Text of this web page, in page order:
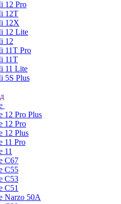
12 Pro
12T
12X
12 Lite
12
11T Pro
11T
11 Lite
5S Plus
12 Pro Plus
12 Pro
12 Plus
11 Pro
11
C67
C55
C53
C51
Narzo 50A